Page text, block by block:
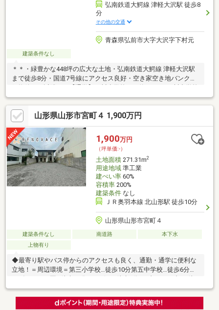
弘南鉄道大鰐線 津軽大沢駅 徒歩8
分
その他の交通
青森県弘前市大字大沢字下村元
建築条件なし
＊＊・緑豊かな448坪の広大な土地・弘南鉄道大鰐線 津軽大沢駅
まで徒歩8分・国道7号線にアクセス良好・空き家空き地バンク登
録物件＊＊近隣＊＊【通学】石川小学校まで約3500m/石川中学校
まで約3500m【生活】弘南バス「松木平」バス停まで約1700m/フ
ァミリーマート弘前石川店まで約2200m/マックスバリュ安原店ま
で約4100m/サンデー弘前安原店まで約4100m＊＊備考＊＊・下水
道前面道路引込有 宅内引込無・基礎及び敷地内残存物は売主に
て撤去してお渡し
山形県山形市宮町４ 1,900万円
1,900万円
（坪単価:-）
土地面積271.31m2
用途地域準工業
建ぺい率60%
容積率200%
建築条件なし
ＪＲ奥羽本線 北山形駅 徒歩10分
山形県山形市宮町４
建築条件なし 南道路
本下水
上物有り
◆最寄り駅やバス停からのアクセスも良く、通勤・通学に便利な
立地！＝周辺環境＝第三小学校…徒歩10分第五中学校…徒歩6分キ
歩6分ドラッグヤマザワ…徒歩5分山形市役所…徒歩16分